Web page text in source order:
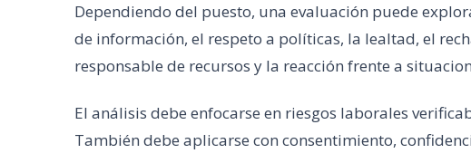
Dependiendo del puesto, una evaluación puede
de información, el respeto a políticas, la lealtad, el
responsable de recursos y la reacción frente a
El análisis debe enfocarse en riesgos laborales
También debe aplicarse con consentimiento,